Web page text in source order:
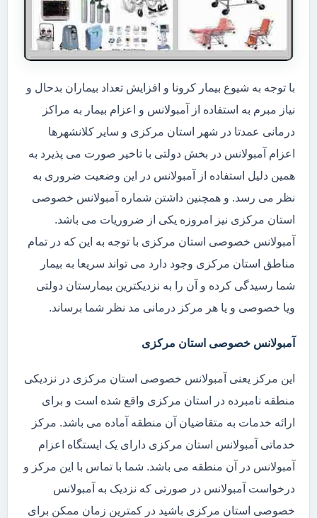
با توجه به شیوع بیمار کرونا و افزایش تعداد بیماران بدحال و
نیاز مبرم به استفاده از آمبولانس و اعزام بیمار به مراکز
درمانی عمدتا در شهر استان مرکزی و سایر کلانشهرها
اعزام آمبولانس در بخش دولتی با تاخیر صورت می پذیرد به
همین دلیل استفاده از آمبولانس در این وضعیت ضروری به
نظر می رسد. و همچنین داشتن شماره آمبولانس خصوصی
استان مرکزی نیز امروزه یکی از ضروریات می باشد.
آمبولانس خصوصی استان مرکزی با توجه به این که در تمام
مناطق استان مرکزی وجود دارد می تواند سریعا به بیمار
شما رسیدگی کرده و آن را به نزدیکترین بیمارستان دولتی
ویا خصوصی و یا هر مرکز درمانی مد نظر شما برساند.
آمبولانس خصوصی استان مرکزی
این مرکز یعنی آمبولانس خصوصی استان مرکزی در نزدیکی
منطقه نامبرده در استان مرکزی واقع شده است و برای
ارائه خدمات به متقاضیان آن منطقه آماده می باشد. مرکز
خدماتی آمبولانس استان مرکزی دارای یک ایستگاه اعزام
آمبولانس در آن منطقه می باشد. شما با تماس با این مرکز و
درخواست آمبولانس در صورتی که نزدیک به آمبولانس
خصوصی استان مرکزی باشید در کمترین زمان ممکن برای